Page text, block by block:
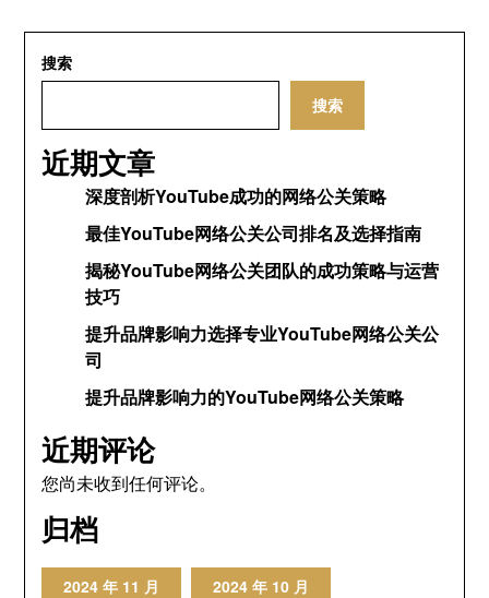
搜索
搜索
近期文章
深度剖析YouTube成功的网络公关策略
最佳YouTube网络公关公司排名及选择指南
揭秘YouTube网络公关团队的成功策略与运营
技巧
提升品牌影响力选择专业YouTube网络公关公
司
提升品牌影响力的YouTube网络公关策略
近期评论
您尚未收到任何评论。
归档
2024 年 11 月 2024 年 10 月